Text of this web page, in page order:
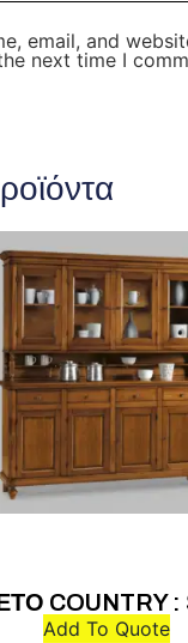
email, and
next time I
COUNTRY :
Add To Quote